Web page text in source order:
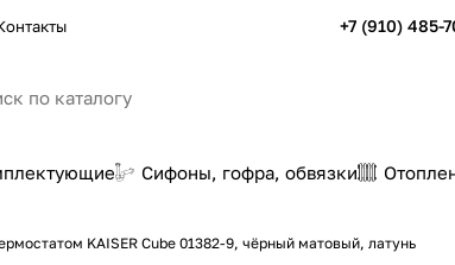
+7 (910) 485-
Сифоны, гофра, обвязки
KAISER Cube 01382-9, чёрный матовый, латунь